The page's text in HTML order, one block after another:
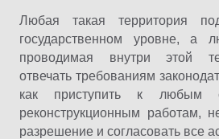
Любая такая территория
государственном уровне, а
проводимая внутри этой
отвечать требованиям
как приступить к любым
реконструкционным работам,
разрешение и согласовать все